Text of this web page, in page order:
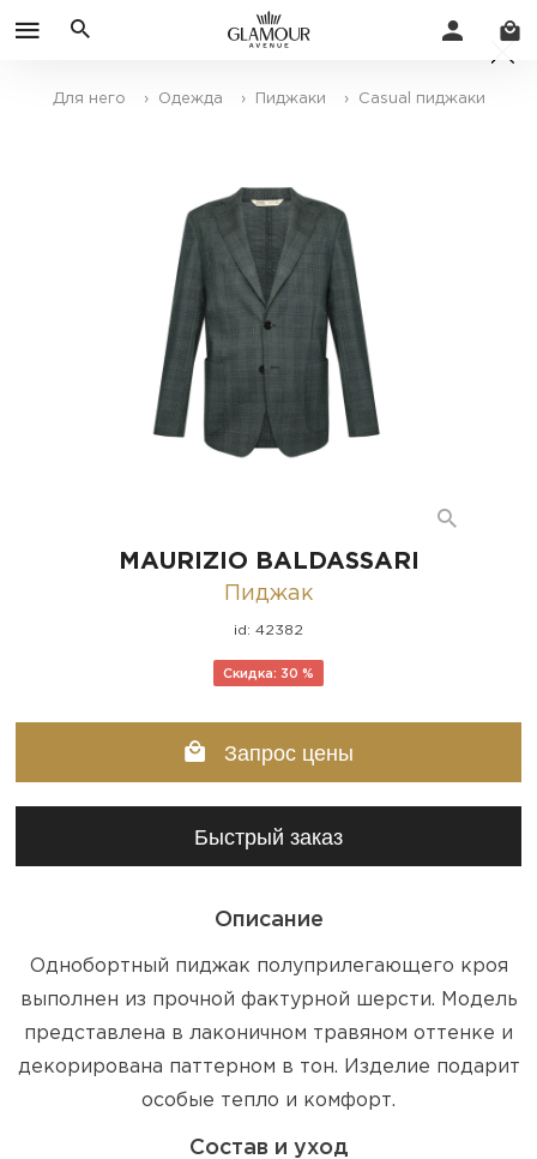
Для него › Одежда › Пиджаки › Casual пиджаки
MAURIZIO BALDASSARI
Пиджак
id: 42382
Скидка: 30 %
Запрос цены
Быстрый заказ
Описание
Однобортный пиджак полуприлегающего кроя
выполнен из прочной фактурной шерсти. Модель
представлена в лаконичном травяном оттенке и
декорирована паттерном в тон. Изделие подарит
особые тепло и комфорт.
Состав и уход